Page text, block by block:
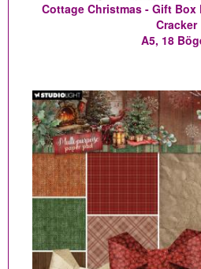
Cottage Christmas - Gift Box
Cracker
A5, 18